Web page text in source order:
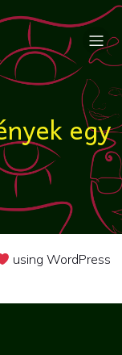
egy
using WordPress